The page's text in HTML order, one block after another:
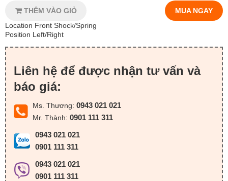
THÊM VÀO GIỎ
MUA NGAY
Location Front Shock/Spring
Position Left/Right
Liên hệ để được nhận tư vấn và
báo giá:
Ms. Thương: 0943 021 021
Mr. Thành: 0901 111 311
0943 021 021
0901 111 311
0943 021 021
0901 111 311